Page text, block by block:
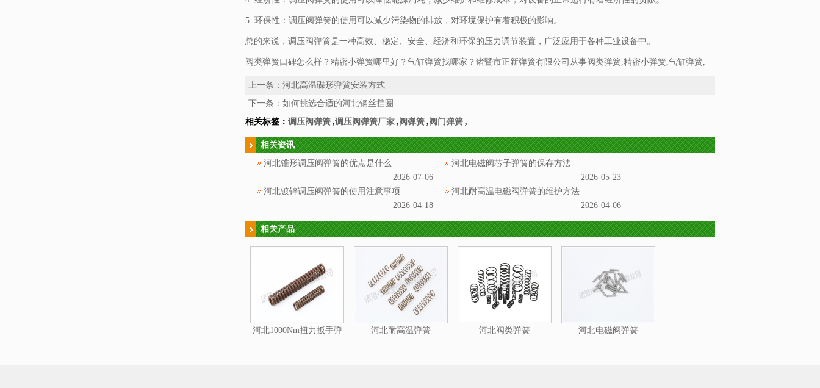
5. 环保性：调压阀弹簧的使用可以减少污染物的排放，对环境保护有着积极的影响。
总的来说，调压阀弹簧是一种高效、稳定、安全、经济和环保的压力调节装置，广泛应用于各种工业设备中。
阀类弹簧口碑怎么样？精密小弹簧哪里好？气缸弹簧找哪家？诸暨市正新弹簧有限公司从事阀类弹簧,精密小弹簧,气缸弹簧,
上一条： 河北高温碟形弹簧安装方式
下一条： 如何挑选合适的河北钢丝挡圈
相关标签： 调压阀弹簧 ,调压阀弹簧厂家 , 阀弹簧 , 阀门弹簧 ,
相关资讯
河北锥形调压阀弹簧的优点是什么
2026-07-06
河北电磁阀芯子弹簧的保存方法
2026-05-23
河北镀锌调压阀弹簧的使用注意事项
2026-04-18
河北耐高温电磁阀弹簧的维护方法
2026-04-06
相关产品
河北1000Nm扭力扳手弹
河北耐高温弹簧 河北阀类弹簧 河北电磁阀弹簧